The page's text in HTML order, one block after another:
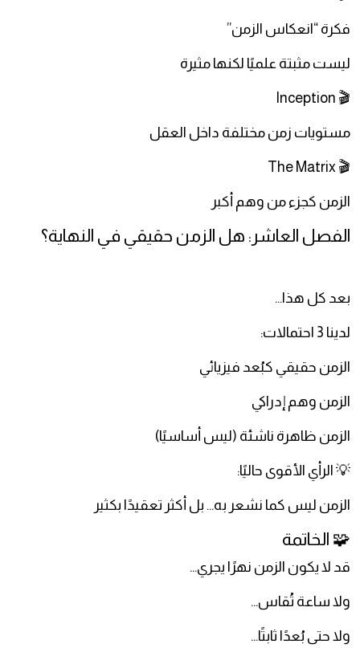
فكرة “انعكاس الزمن”
ليست مثبتة علميًا لكنها مثيرة
🎬 Inception
مستويات زمن مختلفة داخل العقل
🎬 The Matrix
الزمن كجزء من وهم أكبر
الفصل العاشر: هل الزمن حقيقي في النهاية؟
بعد كل هذا…
لدينا 3 احتمالات:
الزمن حقيقي كبُعد فيزيائي
الزمن وهم إدراكي
الزمن ظاهرة ناشئة (ليس أساسيًا)
💡 الرأي الأقوى حاليًا:
الزمن ليس كما نشعر به… بل أكثر تعقيدًا بكثير
🧩 الخاتمة
قد لا يكون الزمن نهرًا يجري…
ولا ساعة تُقاس…
ولا حتى بُعدًا ثابتًا…